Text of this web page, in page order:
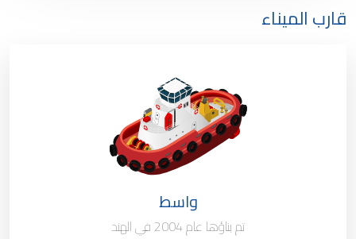
قارب الميناء
واسط
تم بناؤها عام 2004 في الهند
قاطرة مساعدة لرسو الناقلات -